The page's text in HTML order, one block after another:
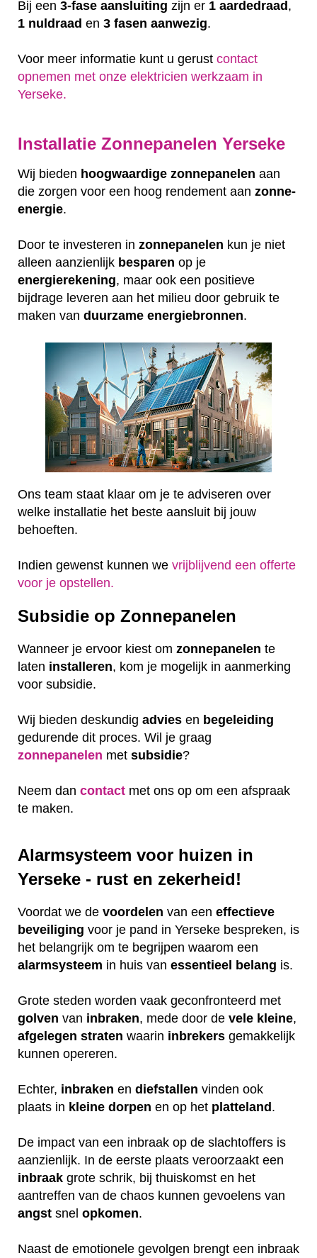
Bij een 3-fase aansluiting zijn er 1 aardedraad,
1 nuldraad en 3 fasen aanwezig.
Voor meer informatie kunt u gerust contact
opnemen met onze elektricien werkzaam in
Yerseke.
Installatie Zonnepanelen Yerseke
Wij bieden hoogwaardige zonnepanelen aan
die zorgen voor een hoog rendement aan zonne-
energie.
Door te investeren in zonnepanelen kun je niet
alleen aanzienlijk besparen op je
energierekening, maar ook een positieve
bijdrage leveren aan het milieu door gebruik te
maken van duurzame energiebronnen.
Ons team staat klaar om je te adviseren over
welke installatie het beste aansluit bij jouw
behoeften.
Indien gewenst kunnen we vrijblijvend een offerte
voor je opstellen.
Subsidie op Zonnepanelen
Wanneer je ervoor kiest om zonnepanelen te
laten installeren, kom je mogelijk in aanmerking
voor subsidie.
Wij bieden deskundig advies en begeleiding
gedurende dit proces. Wil je graag
zonnepanelen met subsidie?
Neem dan contact met ons op om een afspraak
te maken.
Alarmsysteem voor huizen in
Yerseke - rust en zekerheid!
Voordat we de voordelen van een effectieve
beveiliging voor je pand in Yerseke bespreken, is
het belangrijk om te begrijpen waarom een
alarmsysteem in huis van essentieel belang is.
Grote steden worden vaak geconfronteerd met
golven van inbraken, mede door de vele kleine,
afgelegen straten waarin inbrekers gemakkelijk
kunnen opereren.
Echter, inbraken en diefstallen vinden ook
plaats in kleine dorpen en op het platteland.
De impact van een inbraak op de slachtoffers is
aanzienlijk. In de eerste plaats veroorzaakt een
inbraak grote schrik, bij thuiskomst en het
aantreffen van de chaos kunnen gevoelens van
angst snel opkomen.
Naast de emotionele gevolgen brengt een inbraak